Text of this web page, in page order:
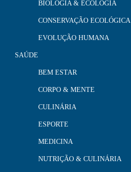
BIOLOGIA & ECOLOGIA
CONSERVAÇÃO ECOLÓGICA
EVOLUÇÃO HUMANA
SAÚDE
BEM ESTAR
CORPO & MENTE
CULINÁRIA
ESPORTE
MEDICINA
NUTRIÇÃO & CULINÁRIA